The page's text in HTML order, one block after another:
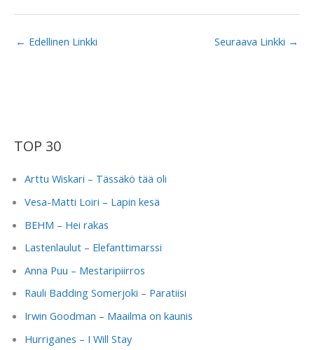
← Edellinen Linkki Seuraava Linkki →
TOP 30
Arttu Wiskari – Tässäkö tää oli
Vesa-Matti Loiri – Lapin kesä
BEHM – Hei rakas
Lastenlaulut – Elefanttimarssi
Anna Puu – Mestaripiirros
Rauli Badding Somerjoki – Paratiisi
Irwin Goodman – Maailma on kaunis
Hurriganes – I Will Stay